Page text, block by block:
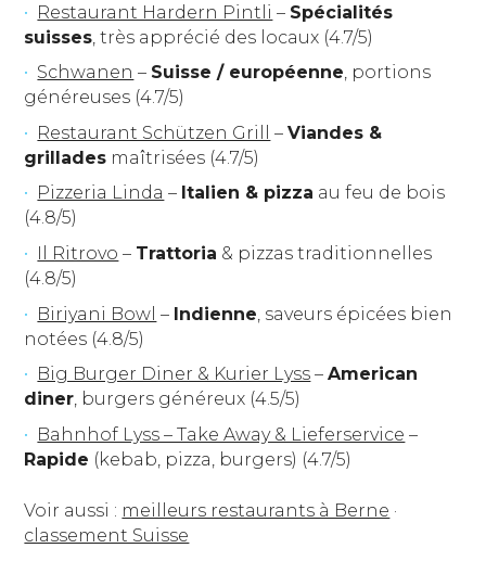
Restaurant Hardern Pintli – Spécialités
suisses , très apprécié des locaux (4.7/5)
Schwanen – Suisse / européenne, portions
généreuses (4.7/5)
Restaurant Schützen Grill
–Viandes &
grillades maîtrisées (4.7/5)
Pizzeria Linda – Italien & pizza au feu de bois
(4.8/5)
Il Ritrovo – Trattoria & pizzas traditionnelles
(4.8/5)
Biriyani Bowl – Indienne , saveurs épicées bien
notées (4.8/5)
Big Burger Diner & Kurier Lyss –American
diner, burgers généreux (4.5/5)
Bahnhof Lyss – Take Away & Lieferservice –
Rapide (kebab, pizza, burgers) (4.7/5)
Voir aussi : meilleurs restaurants à Berne ·
classement Suisse